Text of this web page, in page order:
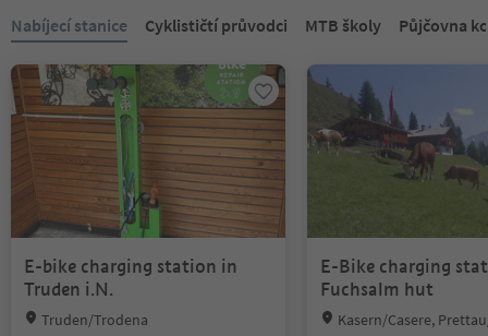
Nacházíte se na tabulkovém posuvníku. Vyberte kartu pro
Nabíjecí stanice Cyklističtí průvodci MTB školy Půjčovna
E-bike charging station in
Truden i.N.
Location:
Truden/Trodena
E-Bike charging
Fuchsalm hut
Location:
Kasern/Casere,